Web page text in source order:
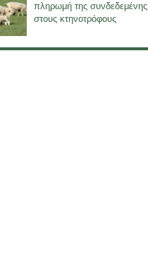
πληρωμή της συνδεδεμένης
στους κτηνοτρόφους